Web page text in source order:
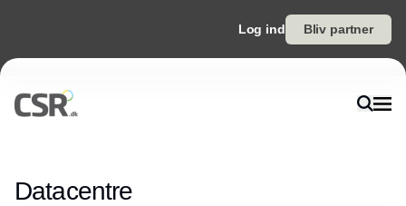
Log ind Bliv partner
Datacentre